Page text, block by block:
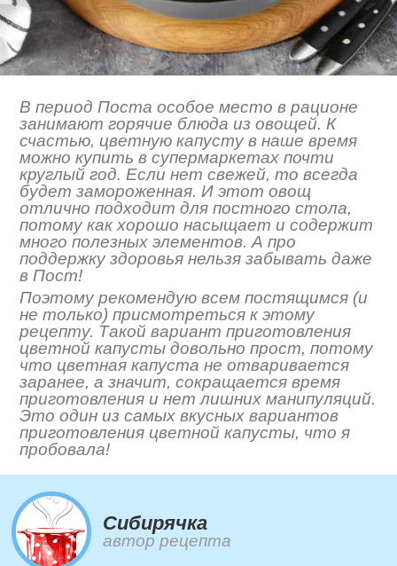
В период Поста особое место в рационе
занимают горячие блюда из овощей. К
счастью, цветную капусту в наше время
можно купить в супермаркетах почти
круглый год. Если нет свежей, то всегда
будет замороженная. И этот овощ
отлично подходит для постного стола,
потому как хорошо насыщает и содержит
много полезных элементов. А про
поддержку здоровья нельзя забывать даже
в Пост!
Поэтому рекомендую всем постящимся (и
не только) присмотреться к этому
рецепту. Такой вариант приготовления
цветной капусты довольно прост, потому
что цветная капуста не отваривается
заранее, а значит, сокращается время
приготовления и нет лишних манипуляций.
Это один из самых вкусных вариантов
приготовления цветной капусты, что я
пробовала!
Сибирячка
автор рецепта